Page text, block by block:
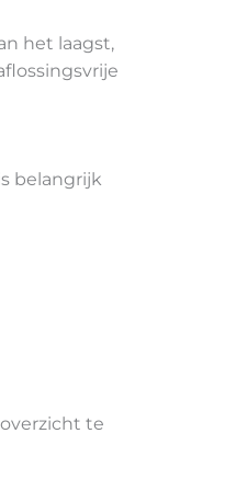
het laagst,
belangrijk
te